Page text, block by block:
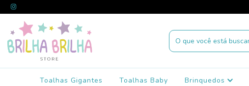
Toalhas Gigantes Toalhas Baby Brinquedos